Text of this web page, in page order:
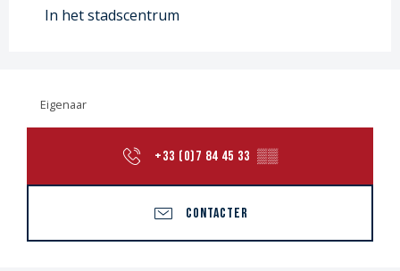
In het stadscentrum
Eigenaar
+33 (0)7 84 45 33 ▒▒
CONTACTER